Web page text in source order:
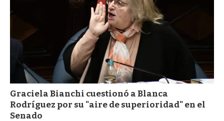
Graciela Bianchi cuestionó a Blanca
Rodríguez por su "aire de superioridad" en el
Senado